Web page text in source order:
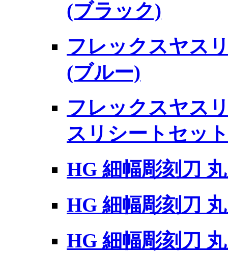
(ブラック)
フレックスヤス
(ブルー)
フレックスヤス
スリシートセッ
HG 細幅彫刻刀
HG 細幅彫刻刀
HG 細幅彫刻刀